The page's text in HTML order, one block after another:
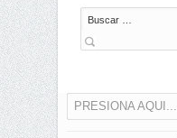
Buscar
PRESIONA AQUI...